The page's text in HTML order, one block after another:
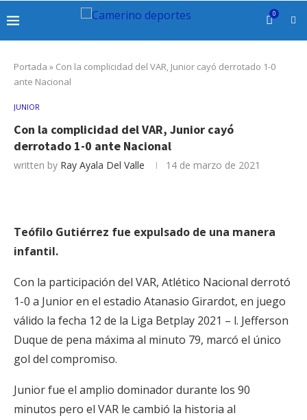
0
Portada » Con la complicidad del VAR, Junior cayó derrotado 1-0
ante Nacional
JUNIOR
Con la complicidad del VAR, Junior cayó
derrotado 1-0 ante Nacional
written by Ray Ayala Del Valle 14 de marzo de 2021
Teófilo Gutiérrez fue expulsado de una manera
infantil.
Con la participación del VAR, Atlético Nacional derrotó
1-0 a Junior en el estadio Atanasio Girardot, en juego
válido la fecha 12 de la Liga Betplay 2021 – l. Jefferson
Duque de pena máxima al minuto 79, marcó el único
gol del compromiso.
Junior fue el amplio dominador durante los 90
minutos pero el VAR le cambió la historia al